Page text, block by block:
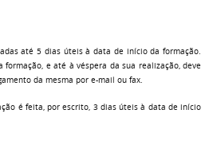
até 5 dias úteis à data de início da formação.
formação, e até à véspera da sua realização, deve
da mesma por e-mail ou fax.
é feita, por escrito, 3 dias úteis à data de início